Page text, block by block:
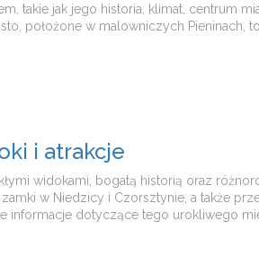
takie jak jego historia, klimat, centrum
położone w malowniczych Pieninach,
i atrakcje
widokami, bogatą historią oraz
w Niedzicy i Czorsztynie, a także
dotyczące tego urokliwego